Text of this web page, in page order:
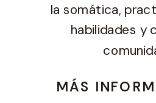
MÁS
la somática,
habilidades y